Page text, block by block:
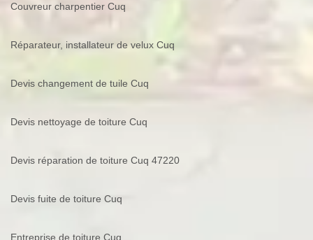
Couvreur charpentier Cuq
Réparateur, installateur de velux Cuq
Devis changement de tuile Cuq
Devis nettoyage de toiture Cuq
Devis réparation de toiture Cuq 47220
Devis fuite de toiture Cuq
Entreprise de toiture Cuq